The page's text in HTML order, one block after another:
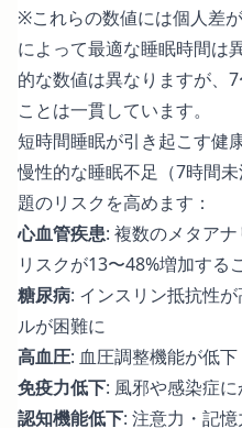
※これらの数値には個人差
によって最適な睡眠時間は
的な数値は異なりますが、
ことは一貫しています。
短時間睡眠が引き起こす健
慢性的な睡眠不足（7時間
題のリスクを高めます：
心血管疾患: 複数のメタア
リスクが13〜48%増加する
糖尿病: インスリン抵抗性
ルが困難に
高血圧: 血圧調整機能が低下
免疫力低下: 風邪や感染症
認知機能低下: 注意力・記